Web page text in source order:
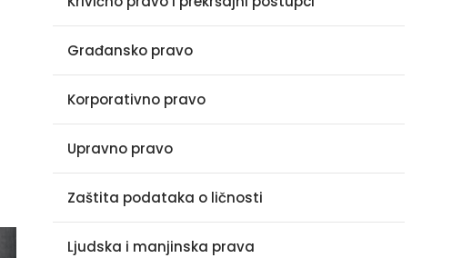
Građansko pravo
Korporativno pravo
Upravno pravo
Zaštita podataka o ličnosti
Ljudska i manjinska prava